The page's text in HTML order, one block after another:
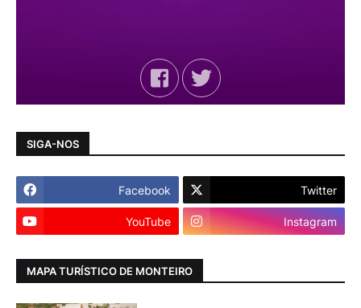
SIGA-NOS
Facebook Twitter
YouTube Instagram
MAPA TURÍSTICO DE MONTEIRO